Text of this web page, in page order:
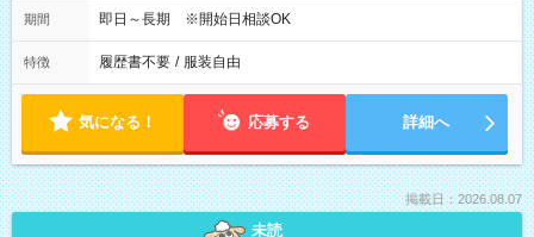
期間 即日～長期 ※開始日相談OK
特徴 履歴書不要 / 服装自由
気になる！ 応募する 詳細へ
掲載日：2026.08.07
未読